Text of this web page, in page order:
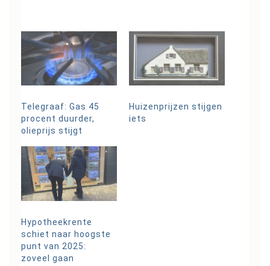
Telegraaf: Gas 45
procent duurder,
olieprijs stijgt
Huizenprijzen stijgen
iets
Hypotheekrente
schiet naar hoogste
punt van 2025:
zoveel gaan